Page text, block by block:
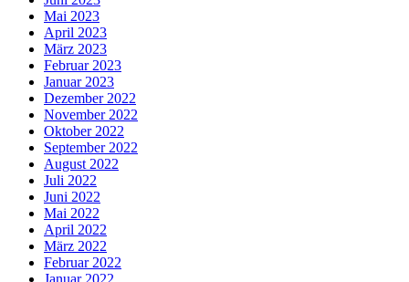
Mai 2023
April 2023
März 2023
Februar 2023
Januar 2023
Dezember 2022
November 2022
Oktober 2022
September 2022
August 2022
Juli 2022
Juni 2022
Mai 2022
April 2022
März 2022
Februar 2022
Januar 2022